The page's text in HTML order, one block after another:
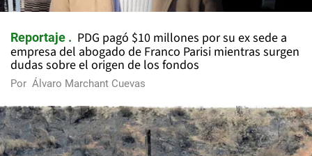
Reportaje
PDG pagó $10 millones por su ex sede a
empresa del abogado de Franco Parisi mientras surgen
dudas sobre el origen de los fondos
Por Álvaro Marchant Cuevas